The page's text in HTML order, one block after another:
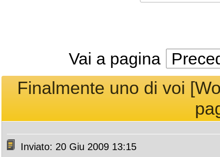
Vai a pagina
Finalmente uno di voi
Inviato: 20 Giu 2009 13:15